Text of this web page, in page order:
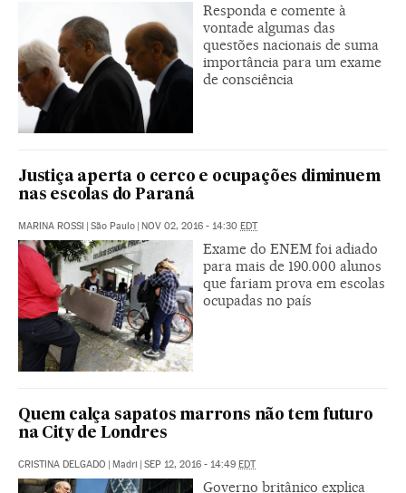
Responda e comente à
vontade algumas das
questões nacionais de suma
importância para um exame
de consciência
Justiça aperta o cerco e ocupações diminuem
nas escolas do Paraná
MARINA ROSSI | São Paulo | NOV 02, 2016 - 14:30 EDT
Exame do ENEM foi adiado
para mais de 190.000 alunos
que fariam prova em escolas
ocupadas no país
Quem calça sapatos marrons não tem futuro
na City de Londres
CRISTINA DELGADO | Madri | SEP 12, 2016 - 14:49 EDT
Governo britânico explica